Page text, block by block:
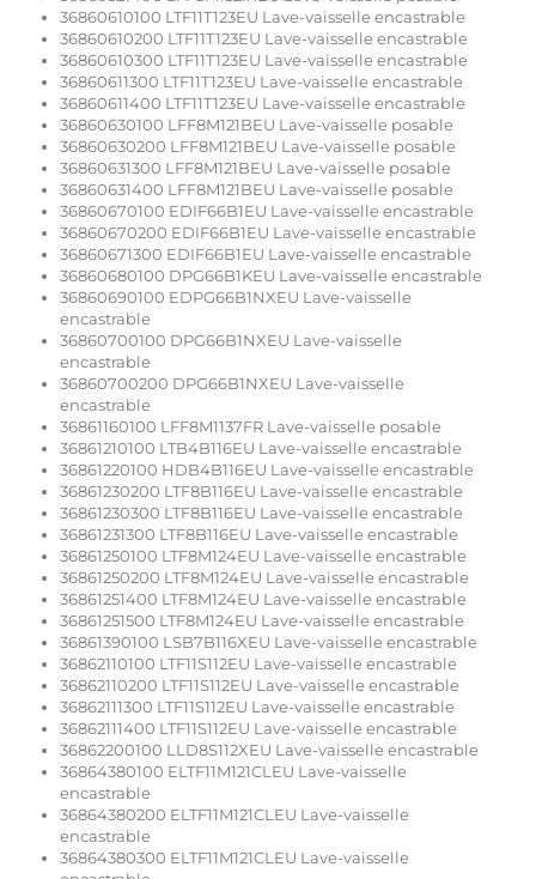
36860610100 LTF11T123EU Lave-vaisselle encastrable
36860610200 LTF11T123EU Lave-vaisselle encastrable
36860610300 LTF11T123EU Lave-vaisselle encastrable
36860611300 LTF11T123EU Lave-vaisselle encastrable
36860611400 LTF11T123EU Lave-vaisselle encastrable
36860630100 LFF8M121BEU Lave-vaisselle posable
36860630200 LFF8M121BEU Lave-vaisselle posable
36860631300 LFF8M121BEU Lave-vaisselle posable
36860631400 LFF8M121BEU Lave-vaisselle posable
36860670100 EDIF66B1EU Lave-vaisselle encastrable
36860670200 EDIF66B1EU Lave-vaisselle encastrable
36860671300 EDIF66B1EU Lave-vaisselle encastrable
36860680100 DPG66B1KEU Lave-vaisselle encastrable
36860690100 EDPG66B1NXEU Lave-vaisselle
encastrable
36860700100 DPG66B1NXEU Lave-vaisselle
encastrable
36860700200 DPG66B1NXEU Lave-vaisselle
encastrable
36861160100 LFF8M1137FR Lave-vaisselle posable
36861210100 LTB4B116EU Lave-vaisselle encastrable
36861220100 HDB4B116EU Lave-vaisselle encastrable
36861230200 LTF8B116EU Lave-vaisselle encastrable
36861230300 LTF8B116EU Lave-vaisselle encastrable
36861231300 LTF8B116EU Lave-vaisselle encastrable
36861250100 LTF8M124EU Lave-vaisselle encastrable
36861250200 LTF8M124EU Lave-vaisselle encastrable
36861251400 LTF8M124EU Lave-vaisselle encastrable
36861251500 LTF8M124EU Lave-vaisselle encastrable
36861390100 LSB7B116XEU Lave-vaisselle encastrable
36862110100 LTF11S112EU Lave-vaisselle encastrable
36862110200 LTF11S112EU Lave-vaisselle encastrable
36862111300 LTF11S112EU Lave-vaisselle encastrable
36862111400 LTF11S112EU Lave-vaisselle encastrable
36862200100 LLD8S112XEU Lave-vaisselle encastrable
36864380100 ELTF11M121CLEU Lave-vaisselle
encastrable
36864380200 ELTF11M121CLEU Lave-vaisselle
encastrable
36864380300 ELTF11M121CLEU Lave-vaisselle